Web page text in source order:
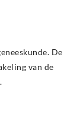
De
van de